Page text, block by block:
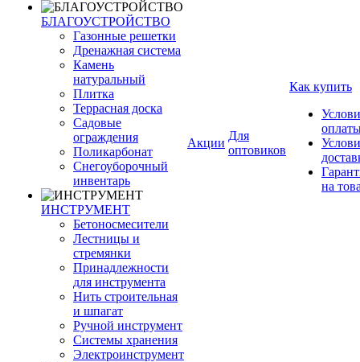
БЛАГОУСТРОЙСТВО
Газонные решетки
Дренажная система
Камень
натуральный
Плитка
Террасная доска
Садовые
ограждения
Поликарбонат
Снегоуборочный
инвентарь
ИНСТРУМЕНТ
Бетоносмесители
Лестницы и
стремянки
Принадлежности
для инструмента
Нить строительная
и шпагат
Ручной инструмент
Системы хранения
Электроинструмент
Акции
Для
оптовиков
Как купить
на